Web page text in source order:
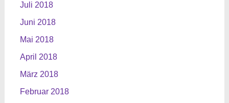
Juli 2018
Juni 2018
Mai 2018
April 2018
März 2018
Februar 2018